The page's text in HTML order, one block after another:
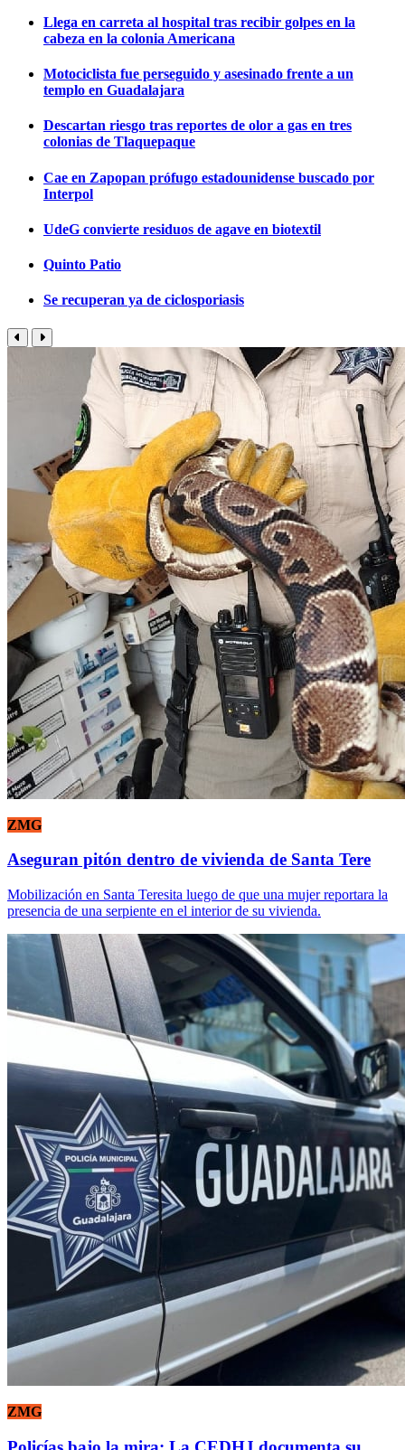
Llega en carreta al hospital tras recibir golpes en la
cabeza en la colonia Americana
Motociclista fue perseguido y asesinado frente a un
templo en Guadalajara
Descartan riesgo tras reportes de olor a gas en tres
colonias de Tlaquepaque
Cae en Zapopan prófugo estadounidense buscado por
Interpol
UdeG convierte residuos de agave en biotextil
Quinto Patio
Se recuperan ya de ciclosporiasis
ZMG
Aseguran pitón dentro de vivienda de Santa Tere
Mobilización en Santa Teresita luego de que una mujer reportara la
presencia de una serpiente en el interior de su vivienda.
ZMG